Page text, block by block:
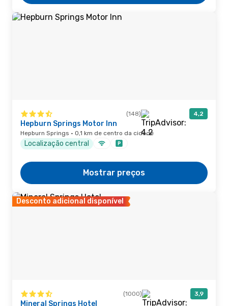
(148) 4,2
Hepburn Springs Motor Inn
Hepburn Springs · 0,1 km de centro da cidade
Localização central
Mostrar preços
Desconto adicional disponível
(1000) 3,9
Mineral Springs Hotel